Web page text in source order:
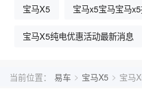
宝马X5 宝马x5宝马宝马
宝马X5纯电优惠活动最新消息
当前位置： 易车 > 宝马X5 > 宝马